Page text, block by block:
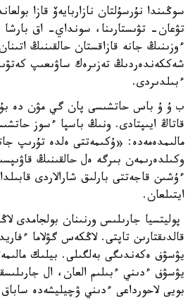
سوڭىندا نۇرسۇلتان نازاربايەۆ قازا
تۋعان- تۋىستارىنا، سونداي- اق بارشا
ءوزىنىڭ جانە قازاقستان حالقىنىڭ
شەككەندەردىڭ تەزىرەك ساۋىعىپ
ءبىلدىردى.
ب ۇ ۇ باس حاتشىسى پان گي مۋن دە
قاتاڭ ايىپتادى. ونىڭ باسپا ءسوز
مالىمدەمەدە: «ۇكىمەتتى ەلدە تۇرىپ
وكىلدەرىمەن بىرگە ەل حالقىنىڭ
ءۇشىن قاجەتتى بارلىق شارالاردى
ايتىلعان.
پوليتسيا جارىلىس ورنىنان بولجامدى
يۋسۋف ەكەندىگى بەلگىلى. بيلىك
يۋسۋف ءدىني ءبىلىم العان، ال
بويى لاحورداعى ءدىني ۋچيليشەدە